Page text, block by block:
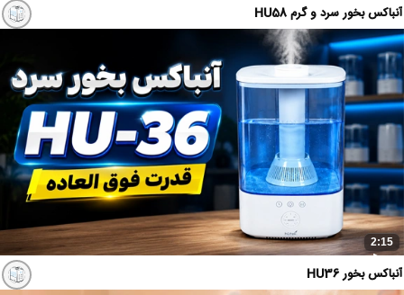
آنباکس بخور سرد و گرم HU58
2:15
آنباکس بخور HU36